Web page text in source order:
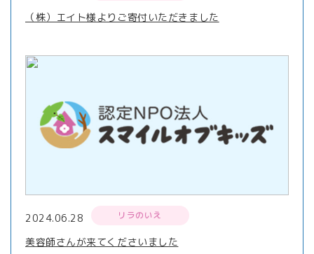
（株）エイト様よりご寄付いただきました
2024.06.28 リラのいえ
美容師さんが来てくださいました